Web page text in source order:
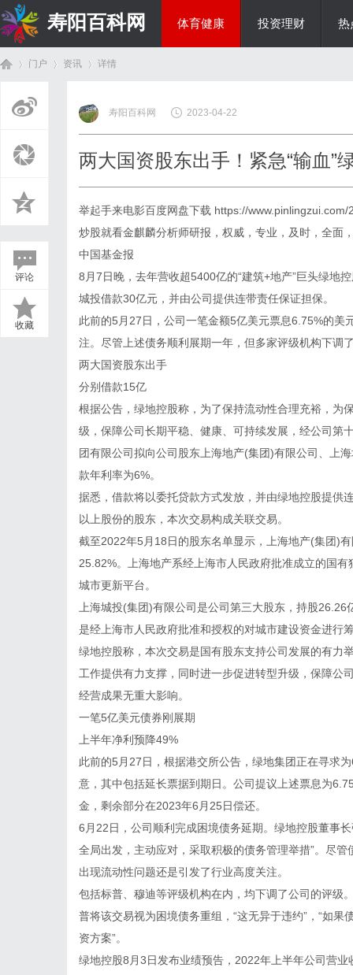
寿阳百科网 体育健康 投资理财 热
门户 资讯
›
详情
评论
收藏
寿阳百科网 2023-04-22
两大国资股东出手！紧急“输血”
举起手来电影百度网盘下载 https://www.pinlingzui.com/
炒股就看金麒麟分析师研报，权威，专业，及时，全面
中国基金报
8月7日晚，去年营收超5400亿的“建筑+地产”巨头绿地
城投借款30亿元，并由公司提供连带责任保证担保。
此前的5月27日，公司一笔金额5亿美元票息6.75%的
注。尽管上述债务顺利展期一年，但多家评级机构下调
两大国资股东出手
分别借款15亿
根据公告，绿地控股称，为了保持流动性合理充裕，为
级，保障公司长期平稳、健康、可持续发展，经公司第
团有限公司拟向公司股东上海地产(集团)有限公司、上
款年利率为6%。
据悉，借款将以委托贷款方式发放，并由绿地控股提供
以上股份的股东，本次交易构成关联交易。
截至2022年5月18日的股东名单显示，上海地产(集团)
25.82%。上海地产系经上海市人民政府批准成立的国
城市更新平台。
上海城投(集团)有限公司是公司第三大股东，持股
是经上海市人民政府批准和授权的对城市建设资金进行
绿地控股称，本次交易是国有股东支持公司发展的有力
工作提供有力支撑，同时进一步促进转型升级，保障公
经营成果无重大影响。
一笔5亿美元债券刚展期
上半年净利预降49%
此前的5月27日，根据港交所公告，绿地集团正在寻求
意，其中包括延长票据到期日。公司提议上述票息为
金，剩余部分在2023年6月25日偿还。
6月22日，公司顺利完成困境债务延期。绿地控股董事
全局出发，主动应对，采取积极的债务管理举措”。尽
出现流动性问题还是引发了行业高度关注。
包括标普、穆迪等评级机构在内，均下调了公司的评级
普将该交易视为困境债务重组，“这无异于违约”，“如
资方案”。
绿地控股8月3日发布业绩预告，2022年上半年公司营